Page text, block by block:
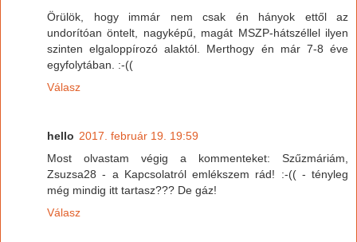
Örülök, hogy immár nem csak én hányok ettől az
undorítóan öntelt, nagyképű, magát MSZP-hátszéllel ilyen
szinten elgaloppírozó alaktól. Merthogy én már 7-8 éve
egyfolytában. :-((
Válasz
hello 2017. február 19. 19:59
Most olvastam végig a kommenteket: Szűzmáriám,
Zsuzsa28 - a Kapcsolatról emlékszem rád! :-(( - tényleg
még mindig itt tartasz??? De gáz!
Válasz